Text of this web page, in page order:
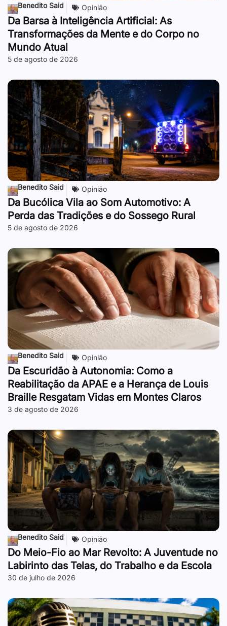
Benedito Said Opinião
Da Barsa à Inteligência Artificial: As
Transformações da Mente e do Corpo no
Mundo Atual
5 de agosto de 2026
Benedito Said Opinião
Da Bucólica Vila ao Som Automotivo: A
Perda das Tradições e do Sossego Rural
5 de agosto de 2026
Benedito Said Opinião
Da Escuridão à Autonomia: Como a
Reabilitação da APAE e a Herança de Louis
Braille Resgatam Vidas em Montes Claros
3 de agosto de 2026
Benedito Said Opinião
Do Meio-Fio ao Mar Revolto: A Juventude no
Labirinto das Telas, do Trabalho e da Escola
30 de julho de 2026